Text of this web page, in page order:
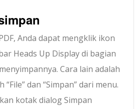
Anda dapat mengklik ikon
Heads Up Display di bagian
Cara lain adalah
dan “Simpan” dari menu.
kotak dialog Simpan